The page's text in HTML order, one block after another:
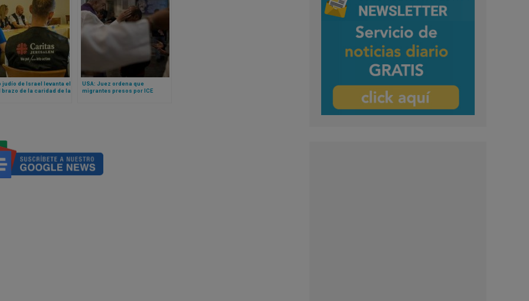
judío de Israel levanta el
brazo de la caridad de la
USA: Juez ordena que
migrantes presos por ICE